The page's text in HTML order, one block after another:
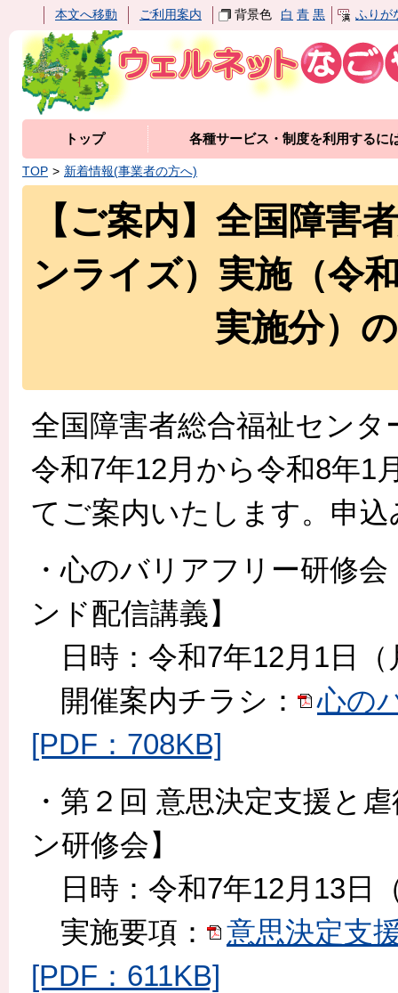
本文へ移動 ご利用案内 背景色 白 青 黒 ふりが
トップ 各種サービス・制度を利用するに
TOP 新着情報(事業者の方へ)
【ご案内】全国障害
ンライズ）実施（令
実施分）
全国障害者総合福祉セン
令和7年12月から令和8年1
てご案内いたします。申
・心のバリアフリー研修
ンド配信講義】
日時：令和7年12月1日（
開催案内チラシ：
心の
[PDF：708KB]
・第２回 意思決定支援と
ン研修会】
日時：令和7年12月13日
実施要項：
意思決定支
[PDF：611KB]